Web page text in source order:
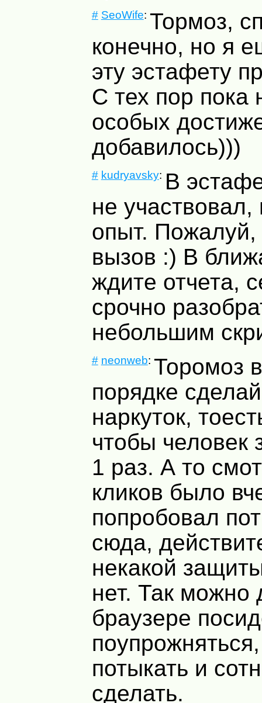
# SeoWife: Тормоз,
конечно, но я
эту эстафету
С тех пор пока
особых
добавилось)))
# kudryavsky: В
не
опыт.
вызов :) В
ждите отчета,
срочно
небольшим
# neonweb: Торомоз
порядке
наркуток,
чтобы человек
1 раз. А то
кликов было
попробовал
сюда,
некакой
нет. Так можно
браузере
потыкать и
сделать.